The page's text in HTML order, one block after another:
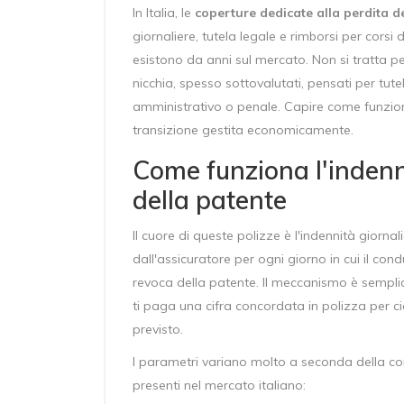
In Italia, le coperture dedicate alla perdita
giornaliere, tutela legale e rimborsi per
esistono da anni sul mercato. Non si tratta
nicchia, spesso sottovalutati, pensati per
amministrativo o penale. Capire come
transizione gestita economicamente.
Come funziona
della patente
Il cuore di queste polizze è l'indennità
dall'assicuratore per ogni giorno in cui il
revoca della patente. Il meccanismo è
ti paga una cifra concordata in polizza per
previsto.
I parametri variano molto a seconda della
presenti nel mercato italiano: